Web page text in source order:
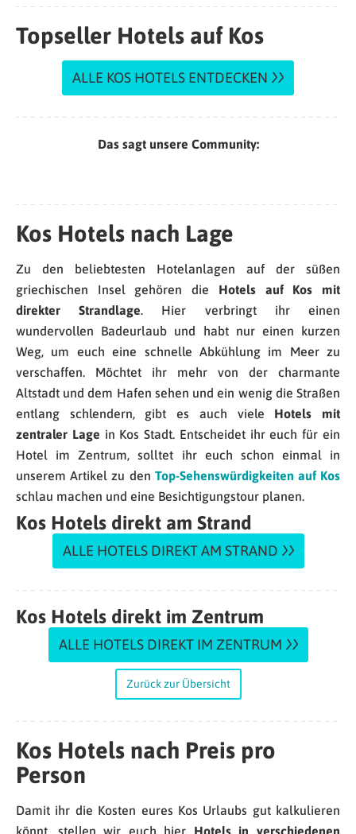
Topseller Hotels auf Kos
ALLE KOS HOTELS ENTDECKEN
Das sagt unsere Community:
Kos Hotels nach Lage
Zu den beliebtesten Hotelanlagen auf der süßen
griechischen Insel gehören die Hotels auf Kos mit
direkter Strandlage. Hier verbringt ihr einen
wundervollen Badeurlaub und habt nur einen kurzen
Weg, um euch eine schnelle Abkühlung im Meer zu
verschaffen. Möchtet ihr mehr von der charmante
Altstadt und dem Hafen sehen und ein wenig die Straßen
entlang schlendern, gibt es auch viele Hotels mit
zentraler Lage in Kos Stadt. Entscheidet ihr euch für ein
Hotel im Zentrum, solltet ihr euch schon einmal in
unserem Artikel zu den Top-Sehenswürdigkeiten auf Kos
schlau machen und eine Besichtigungstour planen.
Kos Hotels direkt am Strand
ALLE HOTELS DIREKT AM STRAND
Kos Hotels direkt im Zentrum
ALLE HOTELS DIREKT IM ZENTRUM
Zurück zur Übersicht
Kos Hotels nach Preis pro
Person
Damit ihr die Kosten eures Kos Urlaubs gut kalkulieren
könnt, stellen wir euch hier Hotels in verschiedenen